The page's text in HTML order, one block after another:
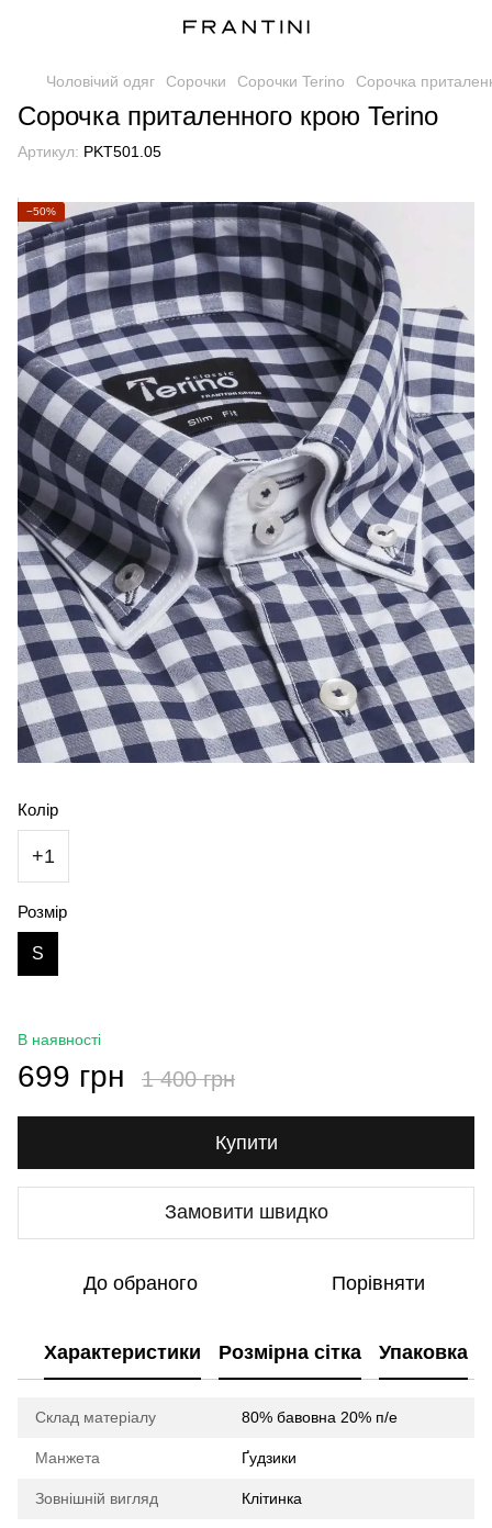
Чоловічий одяг Сорочки Сорочки Terino Сорочка
Сорочка приталенного крою Terino
Артикул: PKT501.05
−50%
Колір
+1
Розмір
S
В наявності
699 грн 1 400 грн
Купити
Замовити швидко
До обраного Порівняти
Характеристики Розмірна сітка Упаковка
Склад матеріалу 80% бавовна 20% п/е
Манжета Ґудзики
Зовнішній вигляд Клітинка